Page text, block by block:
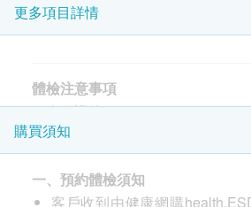
中醫脈診
腰椎側位DR
數字化肝超
頸椎側位DR
2 重點項目
更多項目詳情
體檢注意事項
＊身份證件：
請在體檢當天，攜帶有效身份證件
證）到分院前檯登記，領取體檢項
【檢前須知】
購買須知
一、預約體檢須知
客戶收到由健康網購